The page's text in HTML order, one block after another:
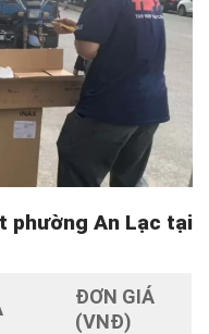
phường An Lạc tại
ĐƠN GIÁ
(VNĐ)